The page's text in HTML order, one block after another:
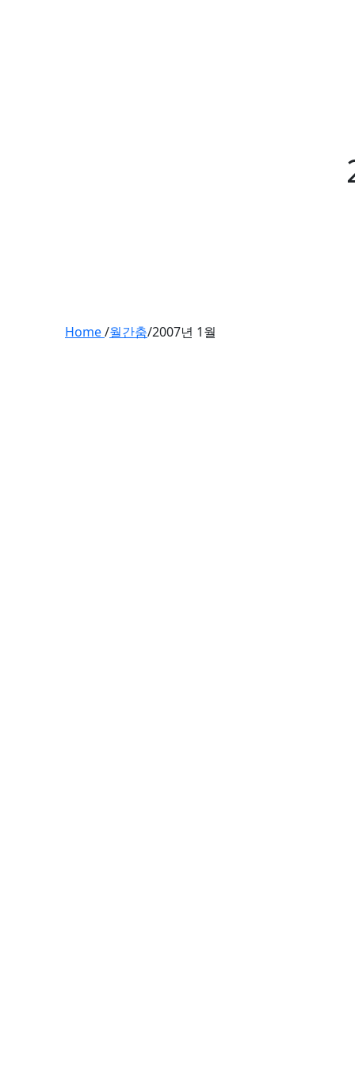
Home/월간춤/2007년 1월